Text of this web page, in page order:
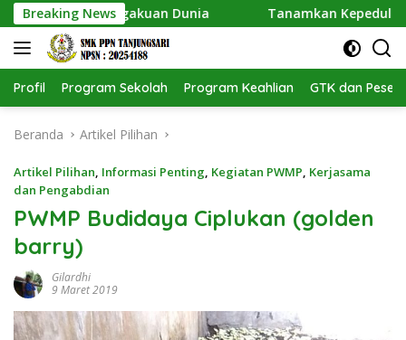
Langsung
ke
konten
Breaking News
Pengakuan Dunia Tanamkan Kepedulian Lingkungan,
Profil Program Sekolah Program Keahlian GTK dan
Beranda Artikel Pilihan
Artikel Pilihan, Informasi Penting, Kegiatan PWMP, Kerjasama
dan Pengabdian
PWMP Budidaya Ciplukan (golden
barry)
Gilardhi
9 Maret 2019